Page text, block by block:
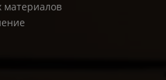
материалов